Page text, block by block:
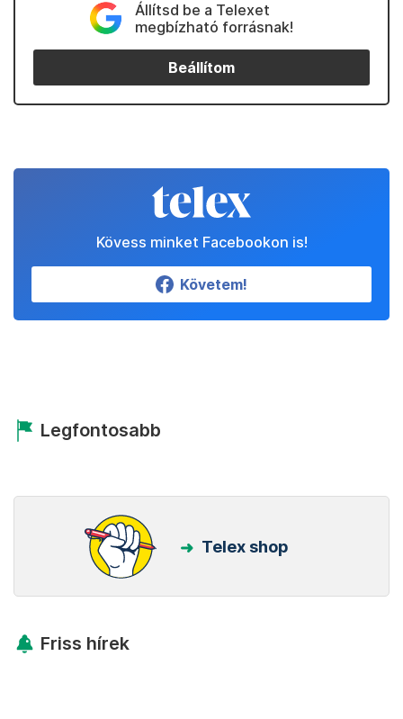
Állítsd be a Telexet
megbízható forrásnak!
Beállítom
Kövess minket Facebookon is!
Követem!
Legfontosabb
Telex shop
Friss hírek